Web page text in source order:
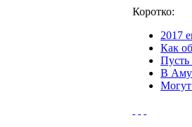
Коротко:
2017
Как
В
Могут